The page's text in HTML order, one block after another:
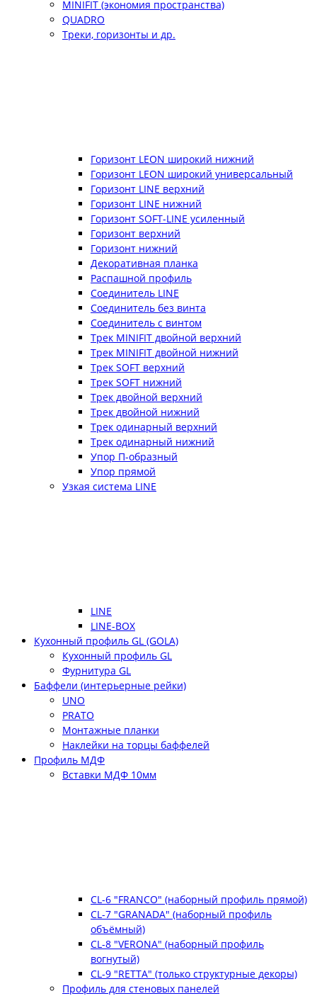
MINIFIT (экономия пространства)
QUADRO
Треки, горизонты и др.
Горизонт LEON широкий нижний
Горизонт LEON широкий универсальный
Горизонт LINE верхний
Горизонт LINE нижний
Горизонт SOFT-LINE усиленный
Горизонт верхний
Горизонт нижний
Декоративная планка
Распашной профиль
Соединитель LINE
Соединитель без винта
Соединитель с винтом
Трек MINIFIT двойной верхний
Трек MINIFIT двойной нижний
Трек SOFT верхний
Трек SOFT нижний
Трек двойной верхний
Трек двойной нижний
Трек одинарный верхний
Трек одинарный нижний
Упор П-образный
Упор прямой
Узкая система LINE
LINE
LINE-BOX
Кухонный профиль GL (GOLA)
Кухонный профиль GL
Фурнитура GL
Баффели (интерьерные рейки)
UNO
PRATO
Монтажные планки
Наклейки на торцы баффелей
Профиль МДФ
Вставки МДФ 10мм
CL-6 "FRANCO" (наборный профиль прямой)
CL-7 "GRANADA" (наборный профиль
объёмный)
CL-8 "VERONA" (наборный профиль
вогнутый)
CL-9 "RETTA" (только структурные декоры)
Профиль для стеновых панелей